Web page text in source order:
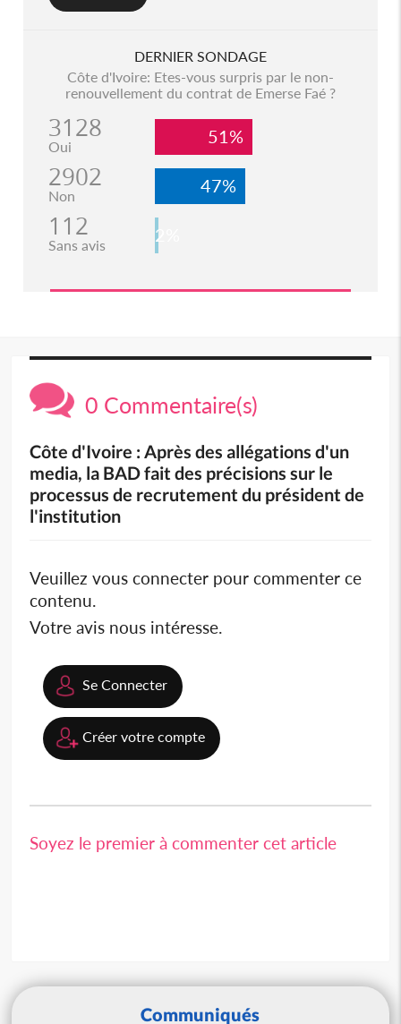
DERNIER SONDAGE
Côte d'Ivoire: Etes-vous surpris par le non-
renouvellement du contrat de Emerse Faé ?
3128
Oui 51%
2902
Non 47%
112
Sans avis 2%
0 Commentaire(s)
Côte d'Ivoire : Après des allégations d'un
media, la BAD fait des précisions sur le
processus de recrutement du président de
l'institution
Veuillez vous connecter pour commenter ce
contenu.
Votre avis nous intéresse.
Se Connecter
Créer votre compte
Soyez le premier à commenter cet article
Communiqués